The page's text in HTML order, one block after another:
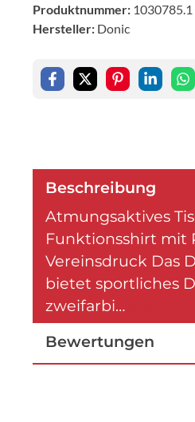
Produktnummer: 1030785.1
Hersteller: Donic
Beschreibung
Atmungsaktives
Funktionsshirt mit
Vereinsdruck Das
bietet sportliches
zweifarbi…
Bewertungen